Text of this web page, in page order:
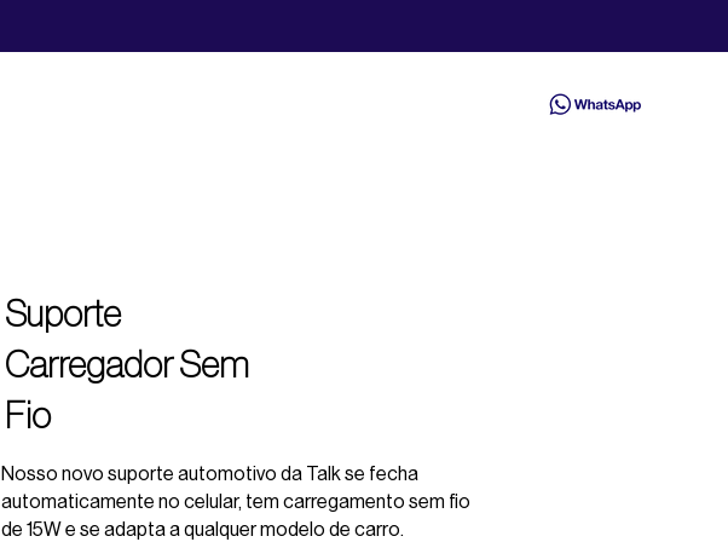
Suporte
Carregador Sem
Fio
Nosso novo suporte automotivo da Talk se fecha
automaticamente no celular, tem carregamento sem fio
de 15W e se adapta a qualquer modelo de carro.